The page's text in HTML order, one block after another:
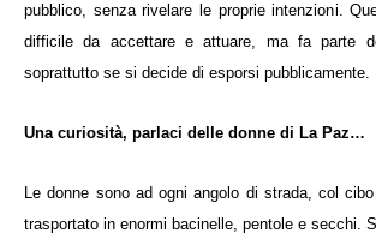
pubblico, senza rivelare le proprie intenzioni.
difficile da accettare e attuare, ma fa parte
soprattutto se si decide di esporsi pubblicamente.
Una curiosità, parlaci delle donne di La Paz…
Le donne sono ad ogni angolo di strada, col cibo
trasportato in enormi bacinelle, pentole e secchi.